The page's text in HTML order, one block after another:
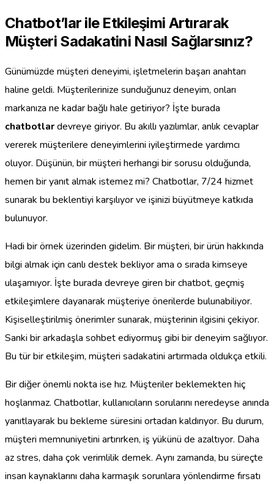
Chatbot’lar ile Etkileşimi Artırarak
Müşteri Sadakatini Nasıl Sağlarsınız?
Günümüzde müşteri deneyimi, işletmelerin başarı anahtarı
haline geldi. Müşterilerinize sunduğunuz deneyim, onları
markanıza ne kadar bağlı hale getiriyor? İşte burada
chatbotlardevreye giriyor. Bu akıllı yazılımlar, anlık cevaplar
vererek müşterilere deneyimlerini iyileştirmede yardımcı
oluyor. Düşünün, bir müşteri herhangi bir sorusu olduğunda,
hemen bir yanıt almak istemez mi? Chatbotlar, 7/24 hizmet
sunarak bu beklentiyi karşılıyor ve işinizi büyütmeye katkıda
bulunuyor.
Hadi bir örnek üzerinden gidelim. Bir müşteri, bir ürün hakkında
bilgi almak için canlı destek bekliyor ama o sırada kimseye
ulaşamıyor. İşte burada devreye giren bir chatbot, geçmiş
etkileşimlere dayanarak müşteriye önerilerde bulunabiliyor.
Kişiselleştirilmiş önerimler sunarak, müşterinin ilgisini çekiyor.
Sanki bir arkadaşla sohbet ediyormuş gibi bir deneyim sağlıyor.
Bu tür bir etkileşim, müşteri sadakatini artırmada oldukça etkili.
Bir diğer önemli nokta ise hız. Müşteriler beklemekten hiç
hoşlanmaz. Chatbotlar, kullanıcıların sorularını neredeyse anında
yanıtlayarak bu bekleme süresini ortadan kaldırıyor. Bu durum,
müşteri memnuniyetini artırırken, iş yükünü de azaltıyor. Daha
az stres, daha çok verimlilik demek. Aynı zamanda, bu süreçte
insan kaynaklarını daha karmaşık sorunlara yönlendirme fırsatı